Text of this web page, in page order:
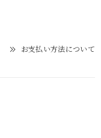
お支払い方法について